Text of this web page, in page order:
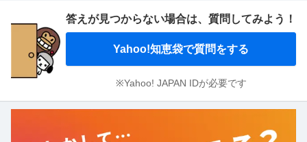
答えが見つからない場合は、 質問してみよう！
Yahoo!知恵袋で質問をする
※Yahoo! JAPAN IDが必要です